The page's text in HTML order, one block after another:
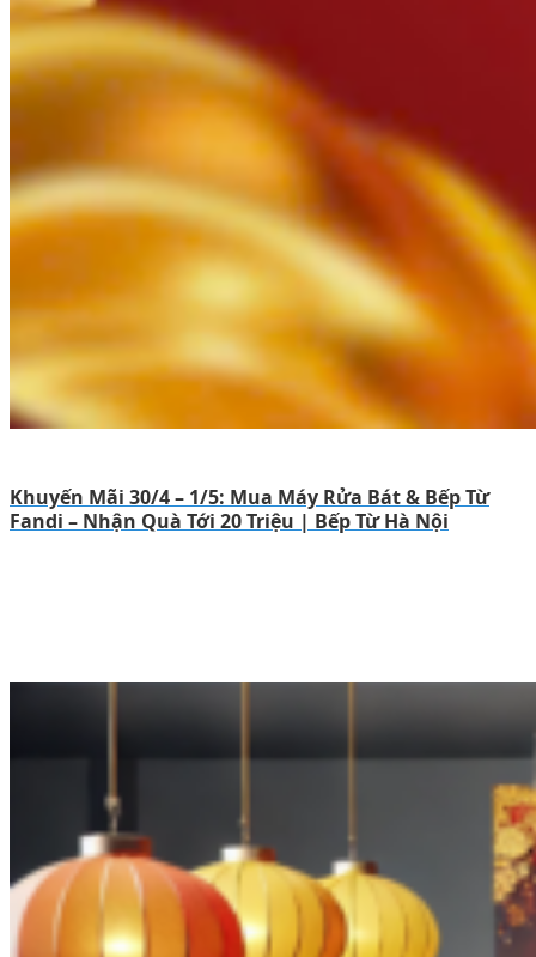
Khuyến Mãi 30/4 – 1/5: Mua Máy Rửa Bát & Bếp Từ
Fandi – Nhận Quà Tới 20 Triệu | Bếp Từ Hà Nội